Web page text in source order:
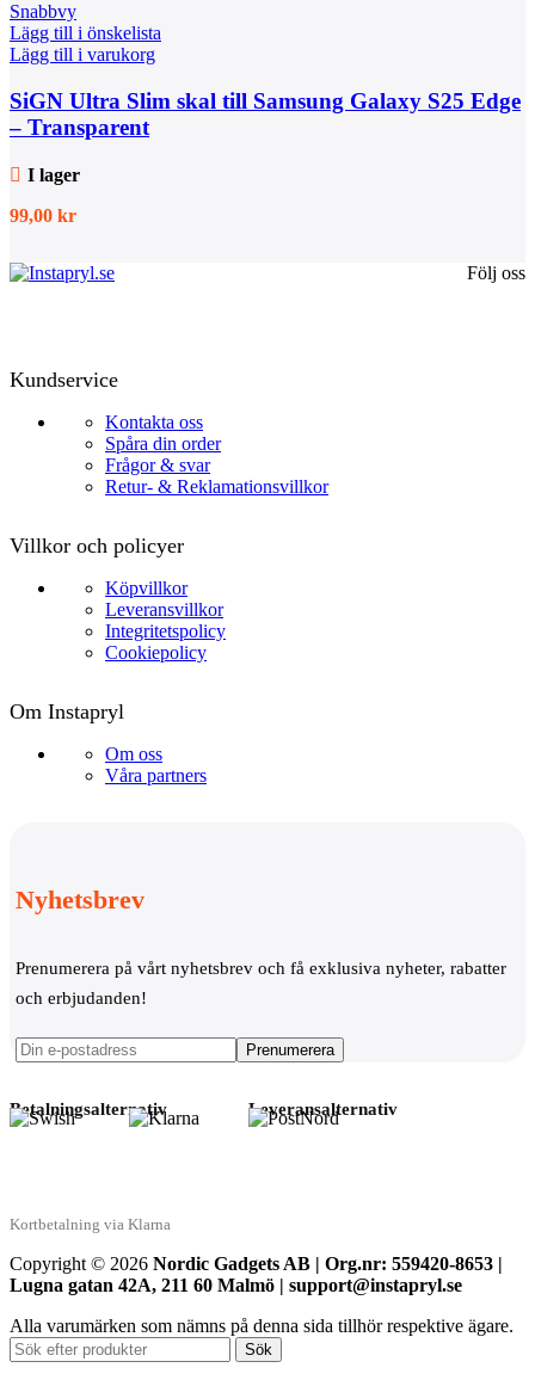
Snabbvy
Lägg till i önskelista
Lägg till i varukorg
SiGN Ultra Slim skal till Samsung Galaxy S25 Edge
– Transparent
I lager
99,00 kr
Följ oss
Kundservice
Kontakta oss
Spåra din order
Frågor & svar
Retur- & Reklamationsvillkor
Villkor och policyer
Köpvillkor
Leveransvillkor
Integritetspolicy
Cookiepolicy
Om Instapryl
Om oss
Våra partners
Nyhetsbrev
Prenumerera på vårt nyhetsbrev och få exklusiva nyheter, rabatter
och erbjudanden!
Betalningsalternativ
Kortbetalning via Klarna
Leveransalternativ
Copyright © 2026 Nordic Gadgets AB | Org.nr: 559420-8653 |
Lugna gatan 42A, 211 60 Malmö | support@instapryl.se
Alla varumärken som nämns på denna sida tillhör respektive ägare.
Sök